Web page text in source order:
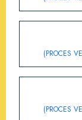
(PROCES
(PROCES